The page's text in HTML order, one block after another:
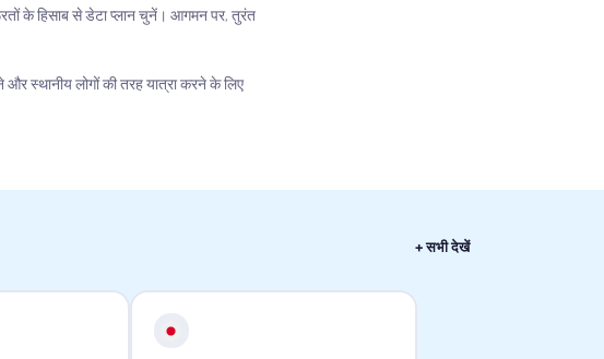
के हिसाब से डेटा प्लान चुनें। आगमन पर, तुरंत
स्थानीय लोगों की तरह यात्रा करने के लिए
+ सभी देखें